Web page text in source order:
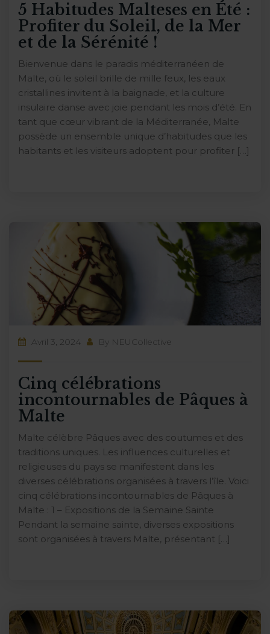
5 Habitudes Malteses en Été :
Profiter du Soleil, de la Mer
et de la Sérénité !
Bienvenue dans le paradis méditerranéen de
Malte, où le soleil brille de mille feux, les eaux
cristallines invitent à la baignade, et la culture
insulaire danse avec joie pendant les mois d’été. En
tant que cœur vibrant de la Méditerranée, Malte
possède un ensemble unique d’habitudes que les
habitants et les visiteurs adoptent pour profiter […]
Avril 3, 2024 By NEUCollective
Cinq célébrations
incontournables de Pâques à
Malte
Malte célèbre Pâques avec des coutumes et des
traditions uniques. Les influences culturelles et
religieuses du pays se manifestent dans les
diverses célébrations organisées à travers l’île. Voici
cinq célébrations incontournables de Pâques à
Malte : 1 – Expositions de la Semaine Sainte
Pendant la semaine sainte, diverses expositions
sont organisées à travers Malte, présentant […]